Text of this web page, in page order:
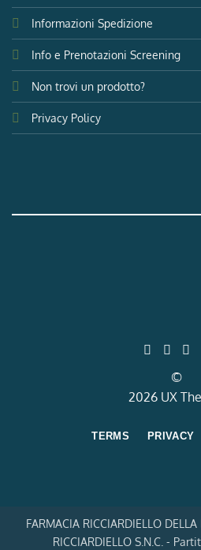
Informazioni Spedizione
Info e Prenotazioni Screening
Non trovi un prodotto?
Privacy Policy
©
2026 UX
TERMS PRIVACY
FARMACIA RICCIARDIELLO DELLA
RICCIARDIELLO S.N.C. -